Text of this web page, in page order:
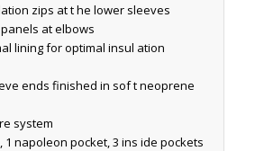
zips at t he lower sleeves
at elbows
lining for optimal insul ation
ends finished in sof t neoprene
system
1 napoleon pocket, 3 ins ide pockets